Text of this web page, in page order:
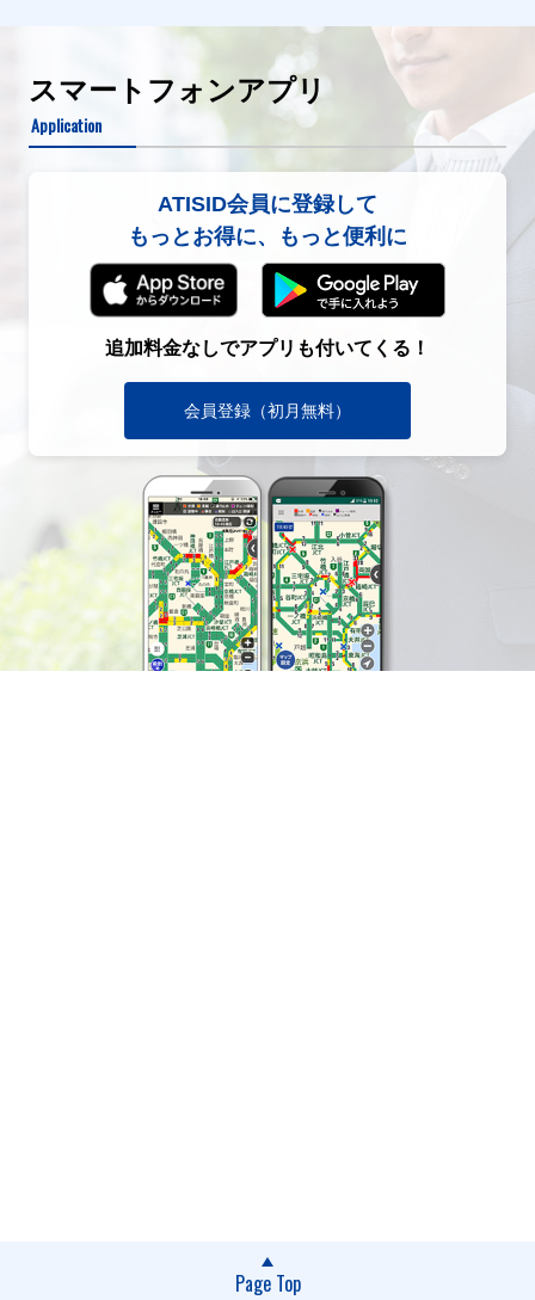
スマートフォンアプリ
Application
ATISID会員に登録して
もっとお得に、もっと便利に
追加料金なしでアプリも付いてくる！
会員登録（初月無料）
Page Top